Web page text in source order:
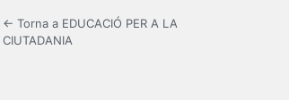
← Torna a EDUCACIÓ PER A LA
CIUTADANIA